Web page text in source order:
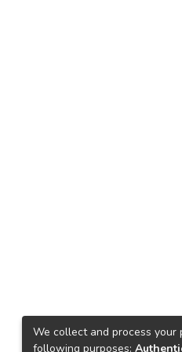
We collect and process
following purposes: